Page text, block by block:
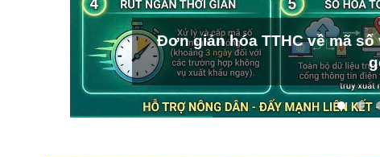
Đơn giản hóa TTHC về mã